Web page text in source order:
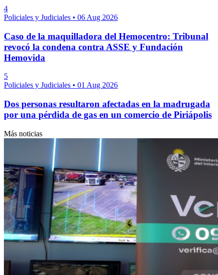
4
Policiales y Judiciales • 06 Aug 2026
Caso de la maquilladora del Hemocentro: Tribunal
revocó la condena contra ASSE y Fundación
Hemovida
5
Policiales y Judiciales • 01 Aug 2026
Dos personas resultaron afectadas en la madrugada
por una pérdida de gas en un comercio de Piriápolis
Más noticias